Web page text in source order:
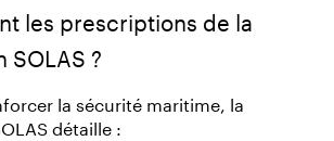
les prescriptions de la
?
la sécurité maritime, la
détaille :